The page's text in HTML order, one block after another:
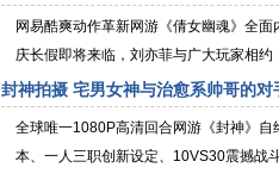
网易酷爽动作革新网游《倩女幽魂》全
庆长假即将来临，刘亦菲与广大玩家相
封神拍摄 宅男女神与治愈系帅哥的对
全球唯一1080P高清回合网游《封神》
本、一人三职创新设定、10VS30震撼战